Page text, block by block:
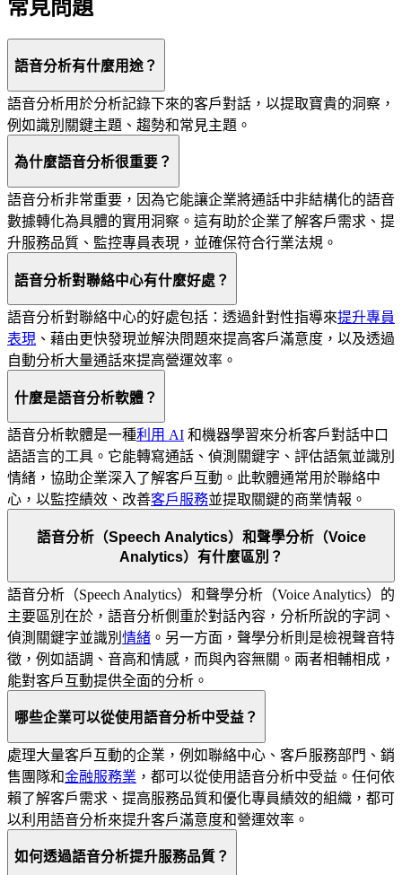
常見問題
語音分析有什麼用途？
語音分析用於分析記錄下來的客戶對話，以提取寶貴的洞察，
例如識別關鍵主題、趨勢和常見主題。
為什麼語音分析很重要？
語音分析非常重要，因為它能讓企業將通話中非結構化的語音
數據轉化為具體的實用洞察。這有助於企業了解客戶需求、提
升服務品質、監控專員表現，並確保符合行業法規。
語音分析對聯絡中心有什麼好處？
語音分析對聯絡中心的好處包括：透過針對性指導來提升專員
表現 、藉由更快發現並解決問題來提高客戶滿意度，以及透過
自動分析大量通話來提高營運效率。
什麼是語音分析軟體？
語音分析軟體是一種利用 AI 和機器學習來分析客戶對話中口
語語言的工具。它能轉寫通話、偵測關鍵字、評估語氣並識別
情緒，協助企業深入了解客戶互動。此軟體通常用於聯絡中
心，以監控績效、改善客戶服務並提取關鍵的商業情報。
語音分析（Speech Analytics）和聲學分析（Voice
Analytics）有什麼區別？
語音分析（Speech Analytics）和聲學分析（Voice Analytics）的
主要區別在於，語音分析側重於對話內容，分析所說的字詞、
偵測關鍵字並識別 情緒 。另一方面，聲學分析則是檢視聲音特
徵，例如語調、音高和情感，而與內容無關。兩者相輔相成，
能對客戶互動提供全面的分析。
哪些企業可以從使用語音分析中受益？
處理大量客戶互動的企業，例如聯絡中心、客戶服務部門、銷
售團隊和金融服務業 ，都可以從使用語音分析中受益。任何依
賴了解客戶需求、提高服務品質和優化專員績效的組織，都可
以利用語音分析來提升客戶滿意度和營運效率。
如何透過語音分析提升服務品質？